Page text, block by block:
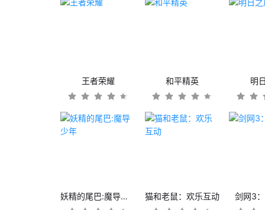
王者荣耀 和平精英 明
妖精的尾巴:魔导少年 猫和老鼠：欢乐互动 剑网3